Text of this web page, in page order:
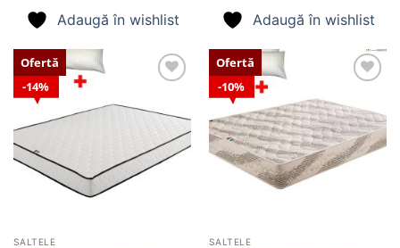
Adaugă în wishlist Adaugă în wishlist
14%
Ofertă
wishlist
SALTELE
10%
Ofertă
în
wishlist
SALTELE